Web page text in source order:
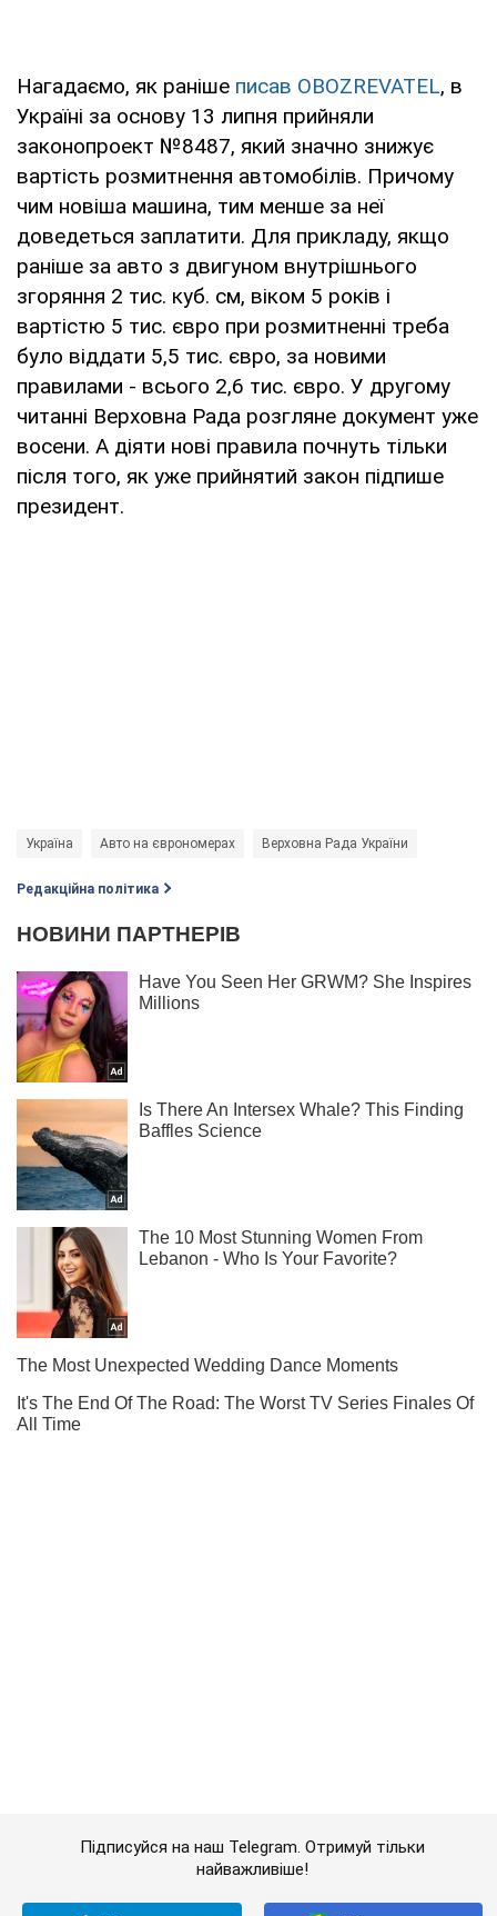
Нагадаємо, як раніше писав OBOZREVATEL, в
Україні за основу 13 липня прийняли
законопроект №8487, який значно знижує
вартість розмитнення автомобілів. Причому
чим новіша машина, тим менше за неї
доведеться заплатити. Для прикладу, якщо
раніше за авто з двигуном внутрішнього
згоряння 2 тис. куб. см, віком 5 років і
вартістю 5 тис. євро при розмитненні треба
було віддати 5,5 тис. євро, за новими
правилами - всього 2,6 тис. євро. У другому
читанні Верховна Рада розгляне документ уже
восени. А діяти нові правила почнуть тільки
після того, як уже прийнятий закон підпише
президент.
Україна Авто на єврономерах Верховна Рада України
Редакційна політика